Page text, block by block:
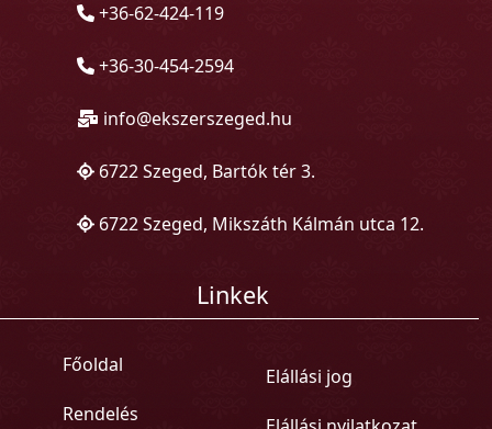
+36-62-424-119
+36-30-454-2594
info@ekszerszeged.hu
6722 Szeged, Bartók tér 3.
6722 Szeged, Mikszáth Kálmán utca 12.
Linkek
Főoldal
Rendelés
Elállási jog